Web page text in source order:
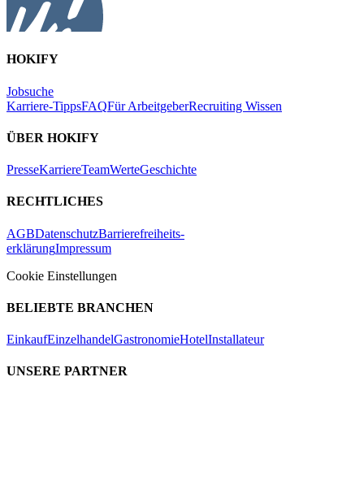
HOKIFY
Jobsuche
Karriere-TippsFAQFür ArbeitgeberRecruiting Wissen
ÜBER HOKIFY
PresseKarriereTeamWerteGeschichte
RECHTLICHES
AGBDatenschutzBarrierefreiheits-
erklärungImpressum
Cookie Einstellungen
BELIEBTE BRANCHEN
EinkaufEinzelhandelGastronomieHotelInstallateur
UNSERE PARTNER